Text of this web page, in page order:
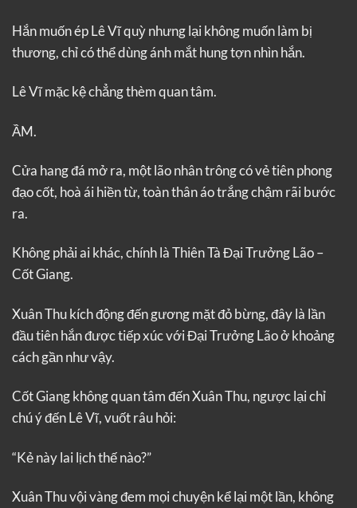
Hắn muốn ép Lê Vĩ quỳ nhưng lại không muốn làm bị
thương, chỉ có thể dùng ánh mắt hung tợn nhìn hắn.
Lê Vĩ mặc kệ chẳng thèm quan tâm.
ẦM.
Cửa hang đá mở ra, một lão nhân trông có vẻ tiên phong
đạo cốt, hoà ái hiền từ, toàn thân áo trắng chậm rãi bước
ra.
Không phải ai khác, chính là Thiên Tà Đại Trưởng Lão –
Cốt Giang.
Xuân Thu kích động đến gương mặt đỏ bừng, đây là lần
đầu tiên hắn được tiếp xúc với Đại Trưởng Lão ở khoảng
cách gần như vậy.
Cốt Giang không quan tâm đến Xuân Thu, ngược lại chỉ
chú ý đến Lê Vĩ, vuốt râu hỏi:
“Kẻ này lai lịch thế nào?”
Xuân Thu vội vàng đem mọi chuyện kể lại một lần, không